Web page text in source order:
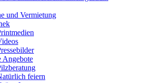
und Vermietung
Angebote
feiern